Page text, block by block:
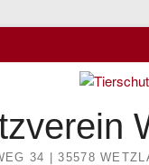
34 | 35578